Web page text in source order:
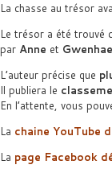
La chasse au trésor
Le trésor a été trouvé
par Anne et
L’auteur précise que
Il publiera le
En l’attente, vous
La chaine YouTube
La page Facebook